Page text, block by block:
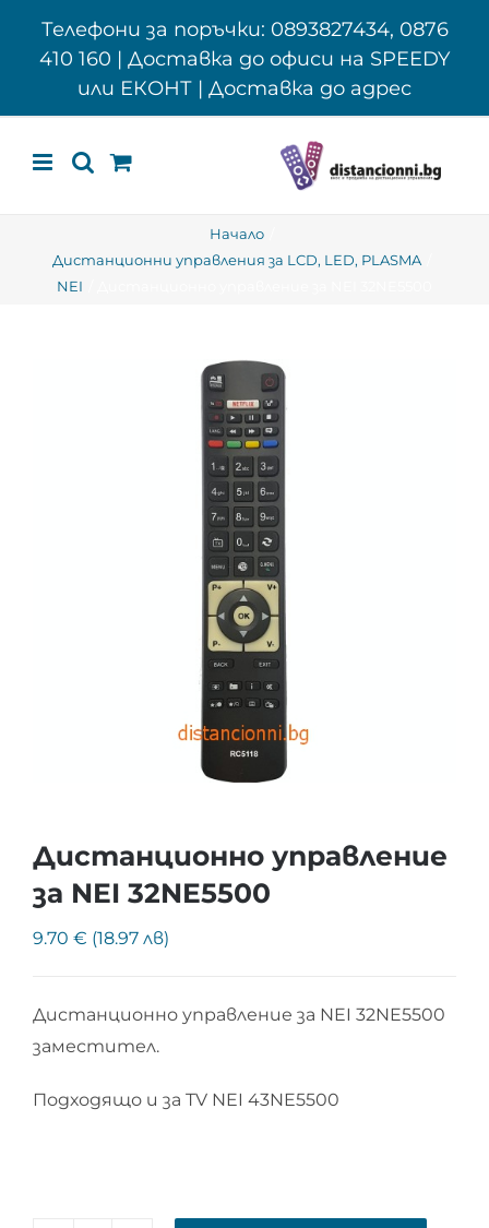
Телефони за поръчки: 0893827434, 0876
410 160 | Доставка до офиси на SPEEDY
или ЕКОНТ | Доставка до адрес
Начало
Дистанционни управления за LCD, LED, PLASMA
NEI
Дистанционно управление
за NEI 32NE5500
9.70 € (18.97 лв)
Дистанционно управление за NEI 32NE5500
заместител.
Подходящо и за TV NEI 43NE5500